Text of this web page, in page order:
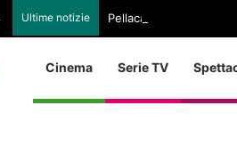
Ultime notizie Pellacani Regina
Cinema Serie TV